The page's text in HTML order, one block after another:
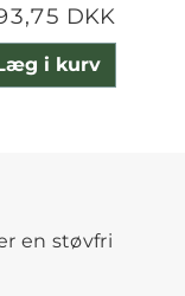
DKK
i kurv
en støvfri